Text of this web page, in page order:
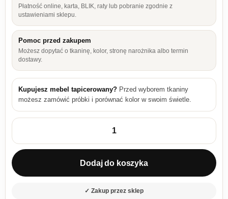
Płatność online, karta, BLIK, raty lub pobranie zgodnie z
ustawieniami sklepu.
Pomoc przed zakupem
Możesz dopytać o tkaninę, kolor, stronę narożnika albo termin
dostawy.
Kupujesz mebel tapicerowany? Przed wyborem tkaniny
możesz zamówić próbki i porównać kolor w swoim świetle.
ilość Łóżko tapicerowane 140x200 Koleos 02 z metalowym
Dodaj do koszyka
✓ Zakup przez sklep